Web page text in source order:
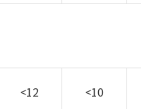
<12 <10